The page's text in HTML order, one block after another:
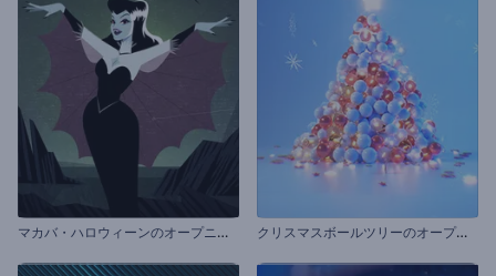
マ
カバ・ハロウィーンのオープニング動画 ク
リスマスボールツリーのオープニング動画